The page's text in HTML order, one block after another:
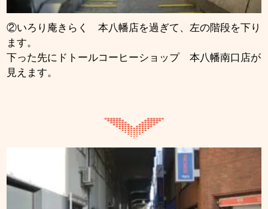
②いろり庵きらく 本八幡店を過ぎて、左の階段を下り
ます。
下った先にドトールコーヒーショップ 本八幡南口店が
見えます。